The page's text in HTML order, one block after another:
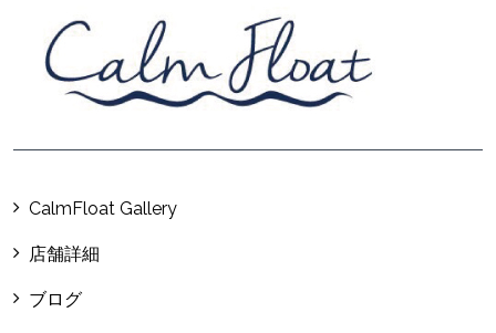
CalmFloat Gallery
店舗詳細
ブログ